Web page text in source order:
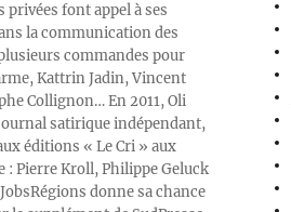
privées font appel à ses
la communication des
commandes pour
Kattrin Jadin, Vincent
Collignon… En 2011, Oli
satirique indépendant,
éditions « Le Cri » aux
: Pierre Kroll, Philippe Geluck
donne sa chance